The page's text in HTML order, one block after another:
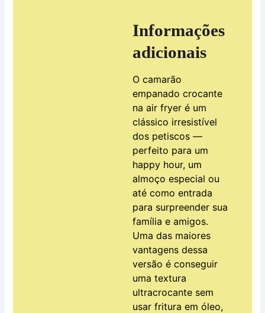
Informações
adicionais
O camarão
empanado crocante
na air fryer é um
clássico irresistível
dos petiscos —
perfeito para um
happy hour, um
almoço especial ou
até como entrada
para surpreender sua
família e amigos.
Uma das maiores
vantagens dessa
versão é conseguir
uma textura
ultracrocante sem
usar fritura em óleo,